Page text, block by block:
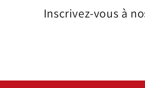
Inscrivez-vous à